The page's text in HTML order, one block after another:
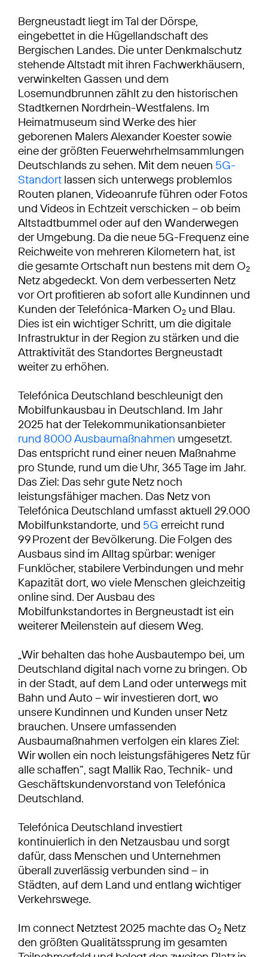
Bergneustadt liegt im Tal der Dörspe,
eingebettet in die Hügellandschaft des
Bergischen Landes. Die unter Denkmalschutz
stehende Altstadt mit ihren Fachwerkhäusern,
verwinkelten Gassen und dem
Losemundbrunnen zählt zu den historischen
Stadtkernen Nordrhein-Westfalens. Im
Heimatmuseum sind Werke des hier
geborenen Malers Alexander Koester sowie
eine der größten Feuerwehrhelmsammlungen
Deutschlands zu sehen. Mit dem neuen 5G-
Standort lassen sich unterwegs problemlos
Routen planen, Videoanrufe führen oder Fotos
und Videos in Echtzeit verschicken – ob beim
Altstadtbummel oder auf den Wanderwegen
der Umgebung. Da die neue 5G-Frequenz eine
Reichweite von mehreren Kilometern hat, ist
die gesamte Ortschaft nun bestens mit dem O2
Netz abgedeckt. Von dem verbesserten Netz
vor Ort profitieren ab sofort alle Kundinnen und
Kunden der Telefónica-Marken O2 und Blau.
Dies ist ein wichtiger Schritt, um die digitale
Infrastruktur in der Region zu stärken und die
Attraktivität des Standortes Bergneustadt
weiter zu erhöhen.
Telefónica Deutschland beschleunigt den
Mobilfunkausbau in Deutschland. Im Jahr
2025 hat der Telekommunikationsanbieter
rund 8000 Ausbaumaßnahmen umgesetzt.
Das entspricht rund einer neuen Maßnahme
pro Stunde, rund um die Uhr, 365 Tage im Jahr.
Das Ziel: Das sehr gute Netz noch
leistungsfähiger machen. Das Netz von
Telefónica Deutschland umfasst aktuell 29.000
Mobilfunkstandorte, und 5G erreicht rund
99 Prozent der Bevölkerung. Die Folgen des
Ausbaus sind im Alltag spürbar: weniger
Funklöcher, stabilere Verbindungen und mehr
Kapazität dort, wo viele Menschen gleichzeitig
online sind. Der Ausbau des
Mobilfunkstandortes in Bergneustadt ist ein
weiterer Meilenstein auf diesem Weg.
„Wir behalten das hohe Ausbautempo bei, um
Deutschland digital nach vorne zu bringen. Ob
in der Stadt, auf dem Land oder unterwegs mit
Bahn und Auto – wir investieren dort, wo
unsere Kundinnen und Kunden unser Netz
brauchen. Unsere umfassenden
Ausbaumaßnahmen verfolgen ein klares Ziel:
Wir wollen ein noch leistungsfähigeres Netz für
alle schaffen“, sagt Mallik Rao, Technik- und
Geschäftskundenvorstand von Telefónica
Deutschland.
Telefónica Deutschland investiert
kontinuierlich in den Netzausbau und sorgt
dafür, dass Menschen und Unternehmen
überall zuverlässig verbunden sind – in
Städten, auf dem Land und entlang wichtiger
Verkehrswege.
Im connect Netztest 2025 machte das O2 Netz
den größten Qualitätssprung im gesamten